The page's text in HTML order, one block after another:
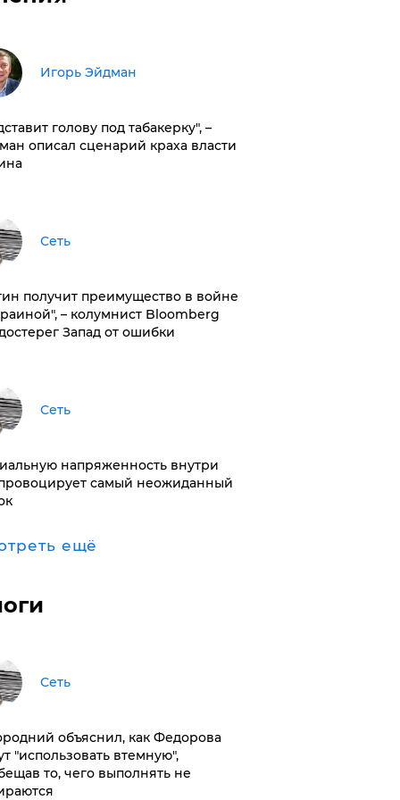
Игорь Эйдман
голову под табакерку", –
описал сценарий краха власти
Сеть
получит преимущество в войне
– колумнист Bloomberg
Запад от ошибки
Сеть
напряженность внутри
самый неожиданный
ещё
Сеть
объяснил, как Федорова
"использовать втемную",
то, чего выполнять не